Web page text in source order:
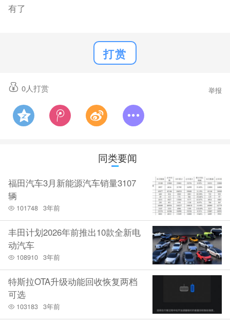
有了
打赏
0人打赏 举报
同类要闻
福田汽车3月新能源汽车销量3107
辆
101748 3年前
丰田计划2026年前推出10款全新电
动汽车
108910 3年前
特斯拉OTA升级动能回收恢复两档
可选
103183 3年前